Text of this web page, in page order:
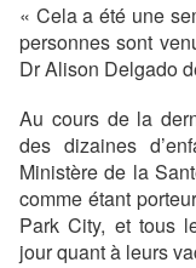
« Cela a été une
personnes sont
Dr Alison Delgado
Au cours de la
des dizaines
Ministère de la
comme étant
Park City, et tous
jour quant à leurs